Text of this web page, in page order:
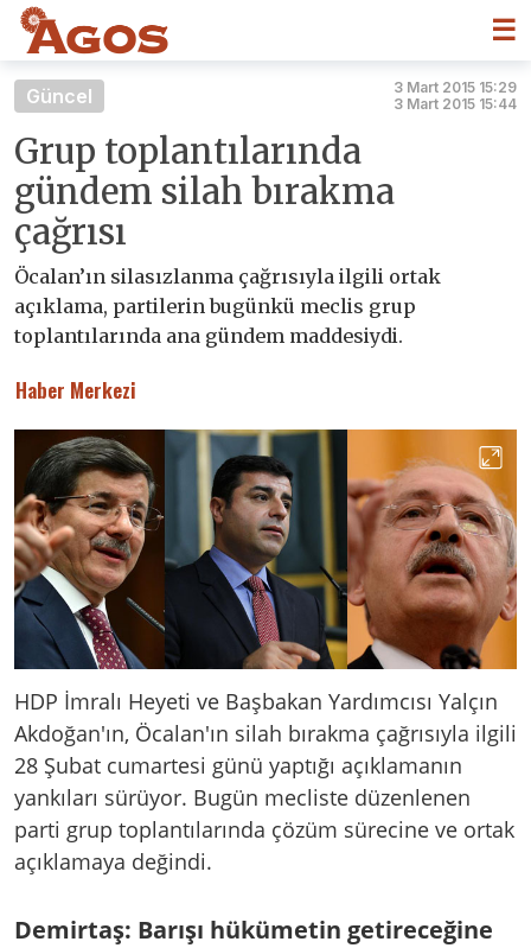
☰
Güncel
3 Mart 2015 15:29
3 Mart 2015 15:44
Grup toplantılarında
gündem silah bırakma
çağrısı
Öcalan’ın silasızlanma çağrısıyla ilgili ortak
açıklama, partilerin bugünkü meclis grup
toplantılarında ana gündem maddesiydi.
Haber Merkezi
HDP İmralı Heyeti ve Başbakan Yardımcısı Yalçın
Akdoğan'ın, Öcalan'ın silah bırakma çağrısıyla ilgili
28 Şubat cumartesi günü yaptığı açıklamanın
yankıları sürüyor. Bugün mecliste düzenlenen
parti grup toplantılarında çözüm sürecine ve ortak
açıklamaya değindi.
Demirtaş: Barışı hükümetin getireceğine